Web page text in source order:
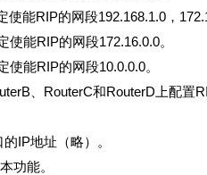
的网段192.168.1.0，
的网段172.16.0.0。
的网段10.0.0.0。
和RouterD上配置
址（略）。
能。